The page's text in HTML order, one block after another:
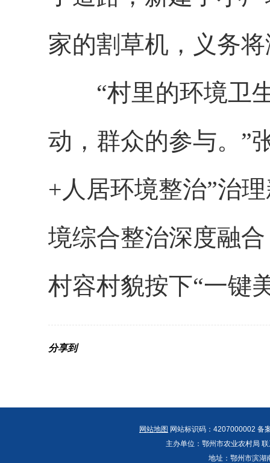
家的割草机，义务
“村里的环境卫生
动，群众的参与。”
+人居环境整治”治
境综合整治深度融
村容村貌按下“一键
分享到
网站地图 网站标识码：4207000002
主办单位：鄂州市农业农村局
地址：鄂州市滨湖